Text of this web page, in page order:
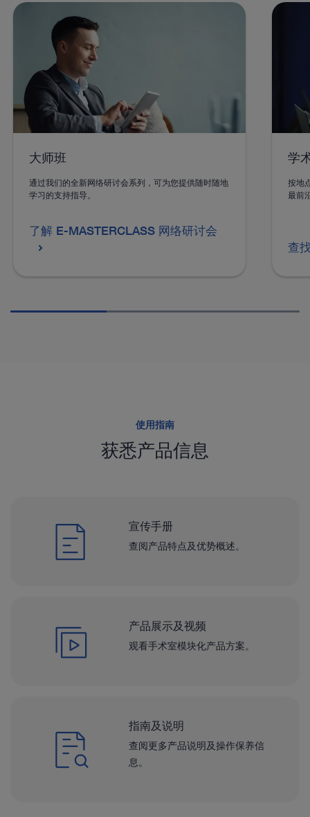
ENDOFLATOR
决方案
集供气、排烟、加热/加湿气体以及排气于一体，是腹
腔镜手术、机器人手术、经肛手术（TEO/taTME）和内
镜下血管采集（EVH）的理想选择。
进入在线产品目录查看更多产品
大师班
通过我们的全新网络研讨会系列，可为您提供随时随地
学习的支持指导。
了解 E-MASTERCLASS 网络研讨会
学
按地
最前
查
使用指南
获悉产品信息
宣传手册
查阅产品特点及优势概述。
产品展示及视频
观看手术室模块化产品方案。
指南及说明
查阅更多产品说明及操作保养信
息。